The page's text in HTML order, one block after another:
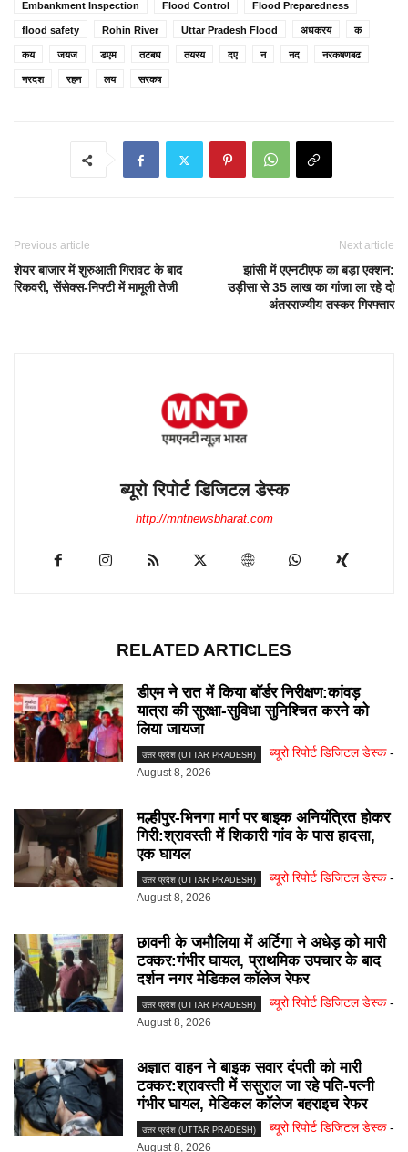
Embankment Inspection Flood Control Flood Preparedness
flood safety Rohin River Uttar Pradesh Flood अधकरय क
कय जयज डएम तटबध तयरय दए न नद नरकषणबढ
नरदश रहन लय सरकष
Previous article
शेयर बाजार में शुरुआती गिरावट के बाद
रिकवरी, सेंसेक्स-निफ्टी में मामूली तेजी
Next article
झांसी में एएनटीएफ का बड़ा एक्शन:
उड़ीसा से 35 लाख का गांजा ला रहे दो
अंतरराज्यीय तस्कर गिरफ्तार
ब्यूरो रिपोर्ट डिजिटल डेस्क
http://mntnewsbharat.com
RELATED ARTICLES
डीएम ने रात में किया बॉर्डर निरीक्षण:कांवड़
यात्रा की सुरक्षा-सुविधा सुनिश्चित करने को
लिया जायजा
उत्तर प्रदेश (UTTAR PRADESH) ब्यूरो रिपोर्ट डिजिटल डेस्क -
August 8, 2026
मल्हीपुर-भिनगा मार्ग पर बाइक अनियंत्रित होकर
गिरी:श्रावस्ती में शिकारी गांव के पास हादसा,
एक घायल
उत्तर प्रदेश (UTTAR PRADESH) ब्यूरो रिपोर्ट डिजिटल डेस्क -
August 8, 2026
छावनी के जमौलिया में अर्टिगा ने अधेड़ को मारी
टक्कर:गंभीर घायल, प्राथमिक उपचार के बाद
दर्शन नगर मेडिकल कॉलेज रेफर
उत्तर प्रदेश (UTTAR PRADESH) ब्यूरो रिपोर्ट डिजिटल डेस्क -
August 8, 2026
अज्ञात वाहन ने बाइक सवार दंपती को मारी
टक्कर:श्रावस्ती में ससुराल जा रहे पति-पत्नी
गंभीर घायल, मेडिकल कॉलेज बहराइच रेफर
उत्तर प्रदेश (UTTAR PRADESH) ब्यूरो रिपोर्ट डिजिटल डेस्क -
August 8, 2026